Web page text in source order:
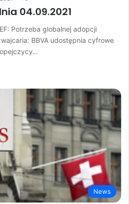
04.09.2021
Potrzeba globalnej adopcji
BBVA udostępnia cyfrowe
News